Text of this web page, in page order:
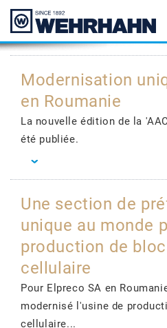
Modernisation
en Roumanie
La nouvelle édition de la
été publiée.
Une section de
unique au monde
production de
cellulaire
Pour Elpreco SA en
modernisé l'usine de
cellulaire...